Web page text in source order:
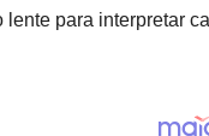
para interpretar